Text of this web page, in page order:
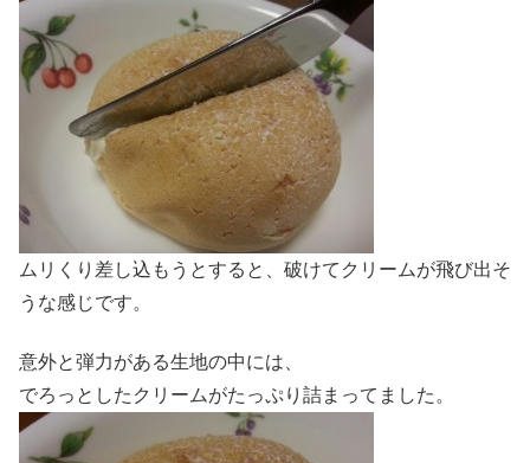
ムリくり差し込もうとすると、破けてクリームが飛び出そ
うな感じです。
意外と弾力がある生地の中には、
でろっとしたクリームがたっぷり詰まってました。